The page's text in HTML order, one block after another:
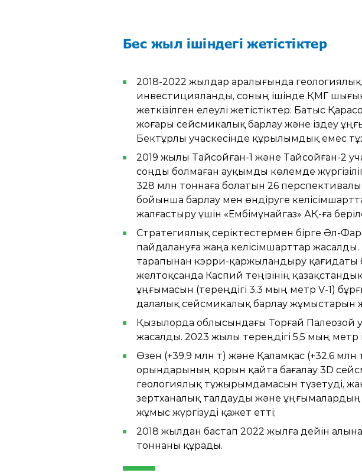
Бес жыл ішіндегі жетістіктер
2018-2022 жылдар аралығында
инвестицияланды, соның ішінде ҚМГ
жеткізілген елеулі жетістіктер: Батыс
жоғары сейсмикалық барлау және іздеу
Бектұрлы учаскесінде құрылымдық емес
2019 жылы Тайсойған-1 және Тайсойған-2
соңды болмаған ауқымды көлемде
328 млн тоннаға болатын 26
бойынша барлау мен өндіруге
жалғастыру үшін «Ембімұнайгаз» АҚ-ға
Стратегиялық серіктестермен бірге Әл-
пайдалануға жаңа келісімшарттар
тарапынан кэрри-қаржыландыру қағидаты
желтоқсанда Каспий теңізінің
ұңғымасын (тереңдігі 3,3 мың метр V-1)
далалық сейсмикалық барлау жұмыстарын
Қызылорда облысындағы Торғай Палеозой
жасалды. 2023 жылы тереңдігі 5,5 мың метр
Өзен (+39,9 млн т) және Қаламқас (+32,6
орындарының қорын қайта бағалау 3D
геологиялық тұжырымдамасын түзетуді,
зертханалық талдауды және ұңғымалардың
жұмыс жүргізуді қажет етті;
2018 жылдан бастап 2022 жылға дейін
тоннаны құрады.